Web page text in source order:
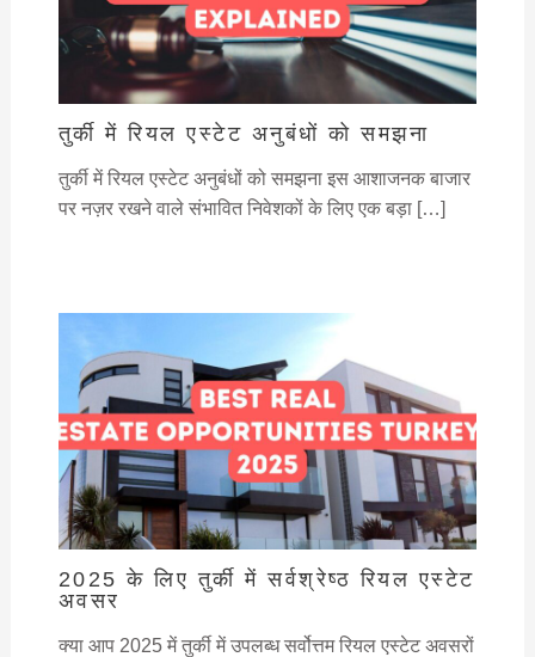
तुर्की में रियल एस्टेट अनुबंधों को समझना
तुर्की में रियल एस्टेट अनुबंधों को समझना इस आशाजनक बाजार
पर नज़र रखने वाले संभावित निवेशकों के लिए एक बड़ा […]
2025 के लिए तुर्की में सर्वश्रेष्ठ रियल एस्टेट
अवसर
क्या आप 2025 में तुर्की में उपलब्ध सर्वोत्तम रियल एस्टेट अवसरों